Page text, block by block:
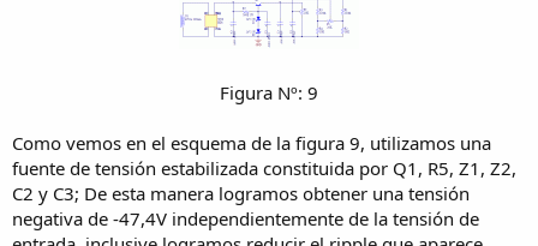
Figura Nº: 9​
Como vemos en el esquema de la figura 9, utilizamos una
fuente de tensión estabilizada constituida por Q1, R5, Z1, Z2,
C2 y C3; De esta manera logramos obtener una tensión
negativa de -47,4V independientemente de la tensión de